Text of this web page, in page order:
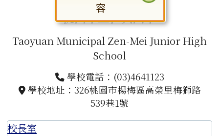
桃園市立仁美國中
Taoyuan Municipal Zen-Mei Junior High
School
學校電話：(03)4641123
學校地址：326桃園市楊梅區高榮里梅獅路
539巷1號
校長室
容